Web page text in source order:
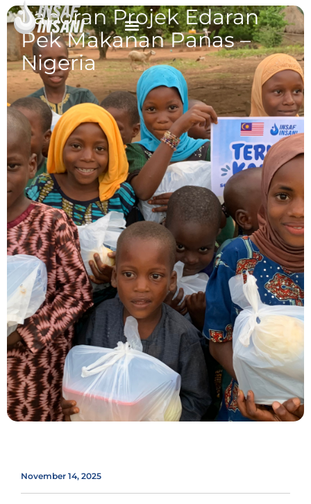
Laporan Projek Edaran
Pek Makanan Panas –
Nigeria
November 14, 2025